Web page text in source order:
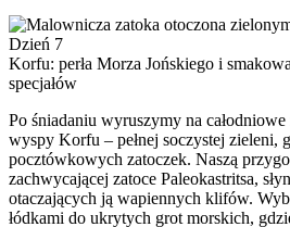
Dzień 7
Korfu: perła Morza Jońskiego i
specjałów
Po śniadaniu wyruszymy na
wyspy Korfu – pełnej soczystej zieleni,
pocztówkowych zatoczek. Naszą
zachwycającej zatoce Paleokastritsa,
otaczających ją wapiennych klifów.
łódkami do ukrytych grot morskich,